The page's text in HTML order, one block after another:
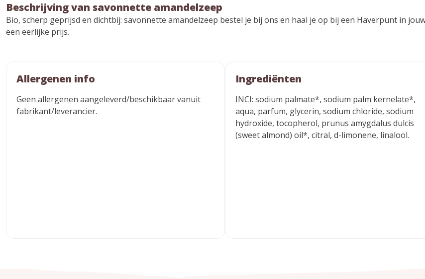
Beschrijving van savonnette amandelzeep
Bio, scherp geprijsd en dichtbij: savonnette amandelzeep bestel je bij ons en haal je op bij een Haverpunt in
een eerlijke prijs.
Allergenen info
Geen allergenen aangeleverd/beschikbaar vanuit
fabrikant/leverancier.
Ingrediënten
INCI: sodium palmate*, sodium palm kernelate*,
aqua, parfum, glycerin, sodium chloride, sodium
hydroxide, tocopherol, prunus amygdalus dulcis
(sweet almond) oil*, citral, d-limonene, linalool.